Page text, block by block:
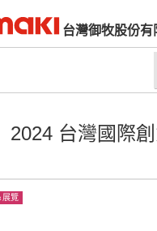
台灣御牧股份有
2024 台灣國際
展覽